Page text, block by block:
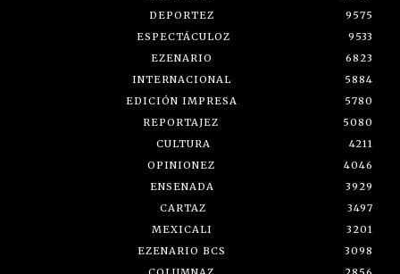
DEPORTEZ
9575
ESPECTÁCULOZ
9533
EZENARIO
6823
INTERNACIONAL
5884
EDICIÓN IMPRESA
5780
REPORTAJEZ
5080
CULTURA
4211
OPINIONEZ
4046
ENSENADA
3929
CARTAZ
3497
MEXICALI
3201
EZENARIO BCS
3098